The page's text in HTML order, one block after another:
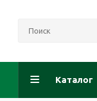
Каталог